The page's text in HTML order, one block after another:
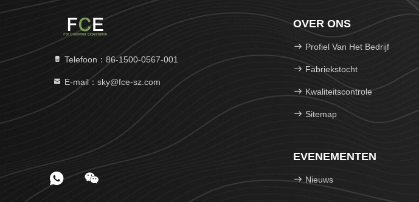
Telefoon：86-1500-0567-001
E-mail：sky@fce-sz.com
OVER ONS
Profiel Van Het Bedrijf
Fabriekstocht
Kwaliteitscontrole
Sitemap
EVENEMENTEN
Nieuws